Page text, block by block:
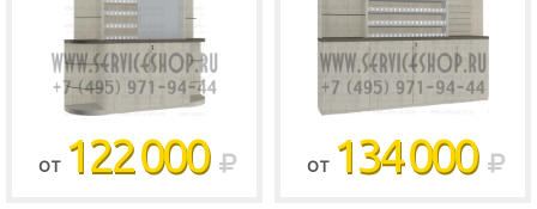
ОТ 122 000 ОТ 134 000